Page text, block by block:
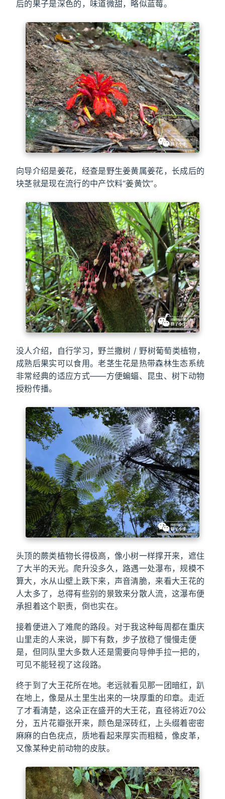
后的果子是深色的，味道微甜，略似蓝莓。
向导介绍是姜花，经查是野生姜黄属姜花，长成后的
块茎就是现在流行的中产饮料“姜黄饮”。
没人介绍，自行学习，野兰撒树 / 野树葡萄类植物，
成熟后果实可以食用。老茎生花是热带森林生态系统
非常经典的适应方式——方便蝙蝠、昆虫、树下动物
授粉传播。
头顶的蕨类植物长得极高，像小树一样撑开来，遮住
了大半的天光。爬升没多久，路遇一处瀑布，规模不
算大，水从山壁上跌下来，声音清脆，来看大王花的
人太多了，总得有些别的景致来分散人流，这瀑布便
承担着这个职责，倒也实在。
接着便进入了难爬的路段。对于我这种每周都在重庆
山里走的人来说，脚下有数，步子放稳了慢慢走便
是，但同队里大多数人还是需要向导伸手拉一把的，
可见不能轻视了这段路。
终于到了大王花所在地。老远就看见那一团暗红，趴
在地上，像是从土里生出来的一块厚重的印章。走近
了才看清楚，这朵正在盛开的大王花，直径将近70公
分，五片花瓣张开来，颜色是深砖红，上头缀着密密
麻麻的白色疣点，质地看起来厚实而粗糙，像皮革，
又像某种史前动物的皮肤。